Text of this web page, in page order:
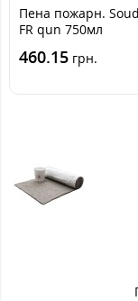
Пена пожарн.
FR qun 750мл
460.15 грн.